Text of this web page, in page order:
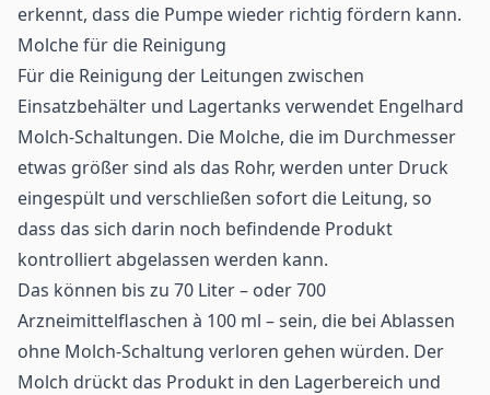
erkennt, dass die Pumpe wieder richtig fördern kann.
Molche für die Reinigung
Für die Reinigung der Leitungen zwischen
Einsatzbehälter und Lagertanks verwendet Engelhard
Molch-Schaltungen. Die Molche, die im Durchmesser
etwas größer sind als das Rohr, werden unter Druck
eingespült und verschließen sofort die Leitung, so
dass das sich darin noch befindende Produkt
kontrolliert abgelassen werden kann.
Das können bis zu 70 Liter – oder 700
Arzneimittelflaschen à 100 ml – sein, die bei Ablassen
ohne Molch-Schaltung verloren gehen würden. Der
Molch drückt das Produkt in den Lagerbereich und